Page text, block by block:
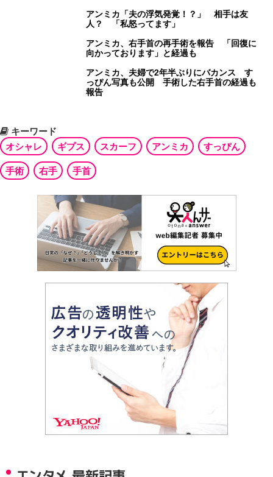
アンミカ「夫の浮気発覚！？」 相手は友
人？ 「私怒ってます」
アンミカ、右手首の再手術を報告 「回復に
向かっております」と経過も
アンミカ、夫婦で2年半ぶりにバカンス す
っぴん写真も公開 手術した右手首の経過も
報告
キーワード
オシャレ
ギプス スカーフ アンミカ すっぴん
手術 右手 手首